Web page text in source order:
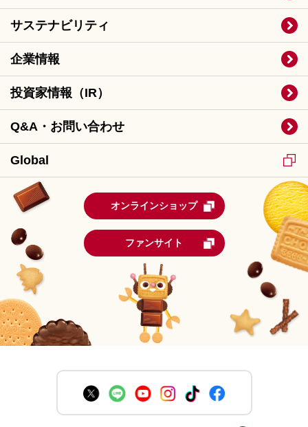
サステナビリティ
企業情報
投資家情報（IR）
Q&A・お問い合わせ
Global
オンラインショップ
ファンサイト